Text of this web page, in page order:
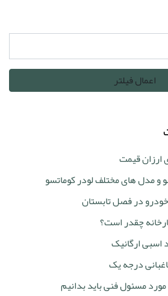
ارزان قیمت
و مدل های مختلف لودر کوماتسو
خودرو در فصل تابستان
چقدر است؟
اسبی ارگانیک
درجه یک
مسئول فنی باید بدانیم